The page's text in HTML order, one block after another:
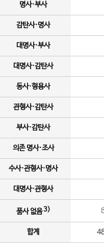
명사·부사
감탄사·명사
대명사·부사
대명사·감탄사
동사·형용사
관형사·감탄사
부사·감탄사
의존 명사·조사
수사·관형사·명사
대명사·관형사
품사 없음3)
합계